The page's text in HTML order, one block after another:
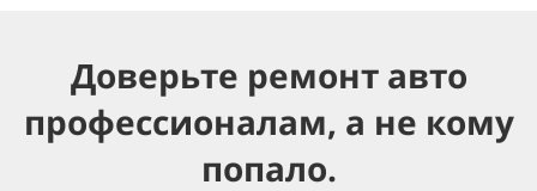
Доверьте ремонт авто
профессионалам, а не кому
попало.